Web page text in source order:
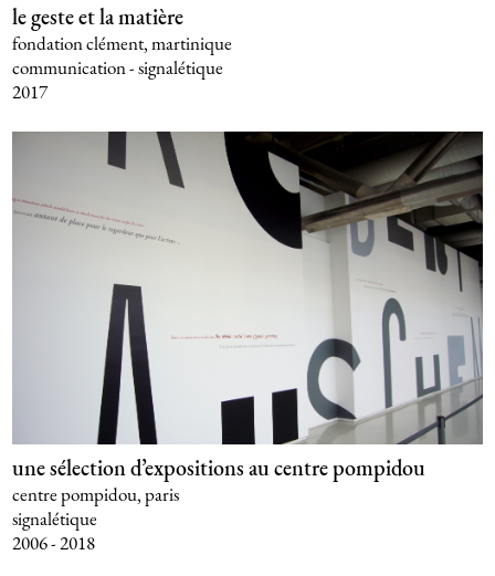
le geste et la matière
fondation clément, martinique
communication - signalétique
2017
une sélection d’expositions au centre pompidou
centre pompidou, paris
signalétique
2006 - 2018